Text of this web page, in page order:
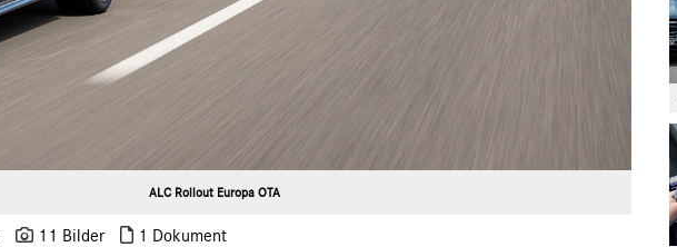
ALC Rollout Europa OTA
11 Bilder 1 Dokument